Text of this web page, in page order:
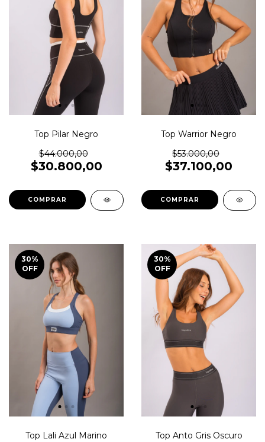
Top Pilar Negro
$44.000,00
$30.800,00
COMPRAR
Top Warrior Negro
$53.000,00
$37.100,00
COMPRAR
30%
OFF
Top Lali Azul Marino
30%
OFF
Top Anto Gris Oscuro